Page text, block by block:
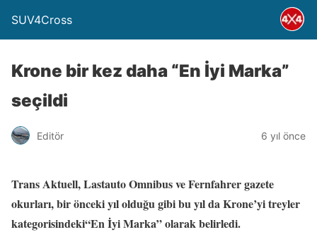
SUV4Cross
Krone bir kez daha “En İyi Marka”
seçildi
Editör 6 yıl önce
Trans Aktuell, Lastauto Omnibus ve Fernfahrer gazete
okurları, bir önceki yıl olduğu gibi bu yıl da Krone’yi treyler
kategorisindeki“En İyi Marka” olarak belirledi.